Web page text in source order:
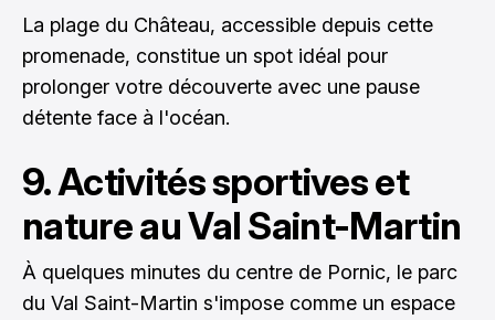
La plage du Château, accessible depuis cette
promenade, constitue un spot idéal pour
prolonger votre découverte avec une pause
détente face à l'océan.
9. Activités sportives et
nature au Val Saint-Martin
À quelques minutes du centre de Pornic, le parc
du Val Saint-Martin s'impose comme un espace